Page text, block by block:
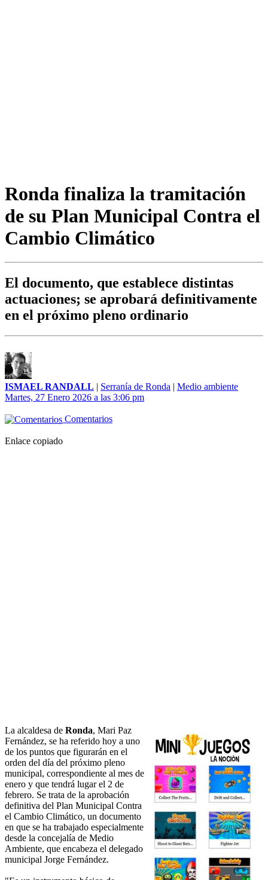
Ronda finaliza la tramitación
de su Plan Municipal Contra el
Cambio Climático
El documento, que establece distintas
actuaciones; se aprobará definitivamente
en el próximo pleno ordinario
ISMAEL RANDALL | Serranía de Ronda | Medio ambiente
Martes, 27 Enero 2026 a las 3:06 pm
Comentarios
Enlace copiado
La alcaldesa de Ronda, Mari Paz
Fernández, se ha referido hoy a uno
de los puntos que figurarán en el
orden del día del próximo pleno
municipal, correspondiente al mes de
enero y que tendrá lugar el 2 de
febrero. Se trata de la aprobación
definitiva del Plan Municipal Contra
el Cambio Climático, un documento
en que se ha trabajado especialmente
desde la concejalía de Medio
Ambiente, que encabeza el delegado
municipal Jorge Fernández.